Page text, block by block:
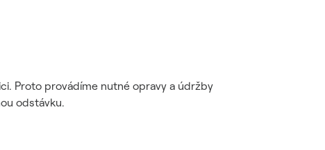
Proto provádíme nutné opravy a údržby
odstávku.